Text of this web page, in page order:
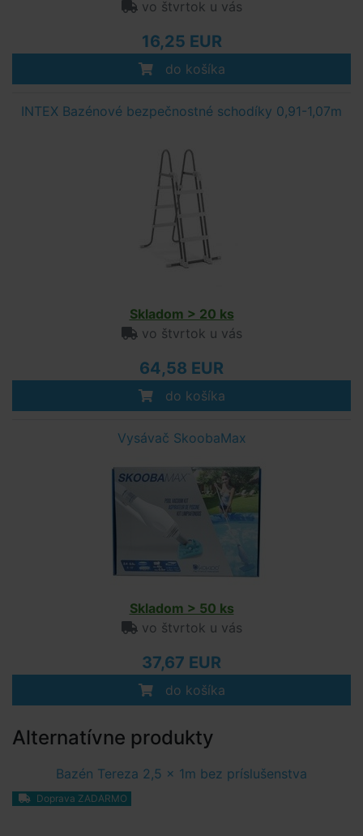
vo štvrtok u vás
16,25 EUR
do košíka
INTEX Bazénové bezpečnostné schodíky 0,91-1,07m
Skladom > 20 ks
vo štvrtok u vás
64,58 EUR
do košíka
Vysávač SkoobaMax
Skladom > 50 ks
vo štvrtok u vás
37,67 EUR
do košíka
Alternatívne produkty
Bazén Tereza 2,5 x 1m bez príslušenstva
Doprava ZADARMO